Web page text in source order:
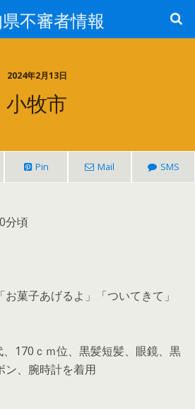
不審者情報
2024年2月13日
小牧市
Pin Mail SMS
分頃
菓子あげるよ」「ついてきて」
170ｃｍ位、黒髪短髪、眼鏡、黒
ン、腕時計を着用